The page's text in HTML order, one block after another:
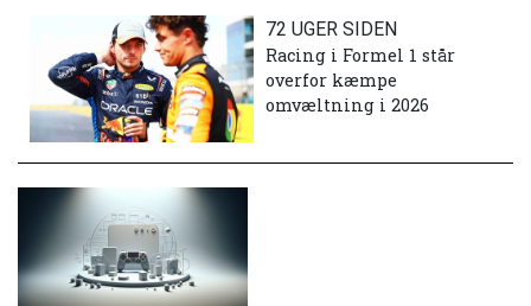
72 UGER SIDEN
Racing i Formel 1 står
overfor kæmpe
omvæltning i 2026